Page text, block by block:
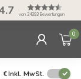
50 Tage
Möglichkeit
von 24393 Bewertungen
0
€Inkl. MwSt.